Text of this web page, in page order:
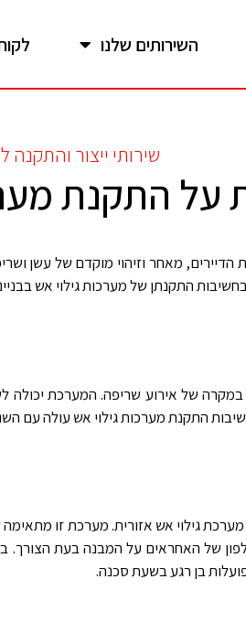
השירותים שלנו
שירותי ייצור והתקנה
התקנת
מאחר וזיהוי מוקדם של עשן
התקנתן של מערכות גילוי אש
של אירוע שריפה. המערכת
התקנת מערכות גילוי אש עולה עם
גילוי אש אזורית. מערכת זו
של האחראים על המבנה בעת הצורך.
בן רגע בשעת סכנה.